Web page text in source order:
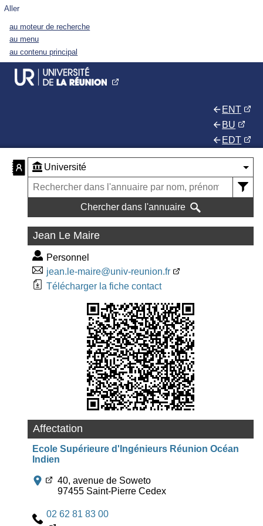
Aller
au moteur de recherche
au menu
au contenu principal
ENT
BU
EDT
Chercher dans l'annuaire
Jean Le Maire
Personnel
jean.le-maire@univ-reunion.fr
Télécharger la fiche contact
Affectation
Ecole Supérieure d'Ingénieurs Réunion Océan
Indien
40, avenue de Soweto
97455 Saint-Pierre Cedex
02 62 81 83 00